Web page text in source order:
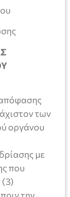
των
οργάνου
με
που
(3)